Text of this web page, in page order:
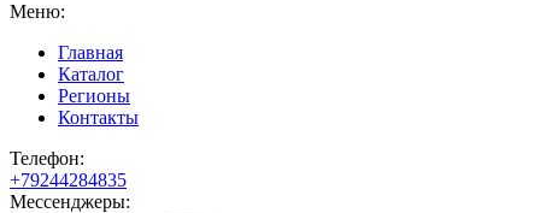
Меню:
Главная
Каталог
Регионы
Контакты
Телефон:
+79244284835
Мессенджеры: